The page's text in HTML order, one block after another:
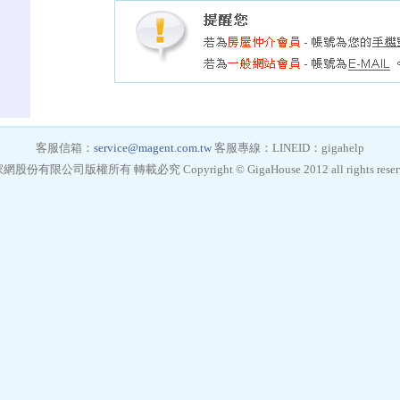
客服信箱： service@magent.com.tw 客服專線：LINEID：gigahelp
網股份有限公司版權所有 轉載必究 Copyright © GigaHouse 2012 all rights